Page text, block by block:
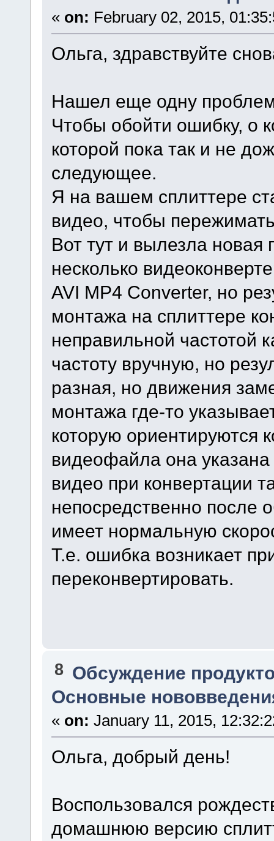
« on: February 02, 2015,
Ольга, здравствуйте
Нашел еще одну
Чтобы обойти ошибку, о
которой пока так и не
следующее.
Я на вашем сплиттере
видео, чтобы
Вот тут и вылезла
несколько
AVI MP4 Converter, но
монтажа на сплиттере
неправильной частотой
частоту вручную, но
разная, но движения
монтажа где-то
которую ориентируются
видеофайла она
видео при конвертации
непосредственно после
имеет нормальную
Т.е. ошибка возникает
переконвертировать.
8 Обсуждение
Основные
« on: January 11, 2015,
Ольга, добрый день!
Воспользовался
домашнюю версию